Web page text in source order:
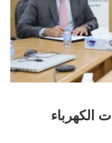
الكهرباء